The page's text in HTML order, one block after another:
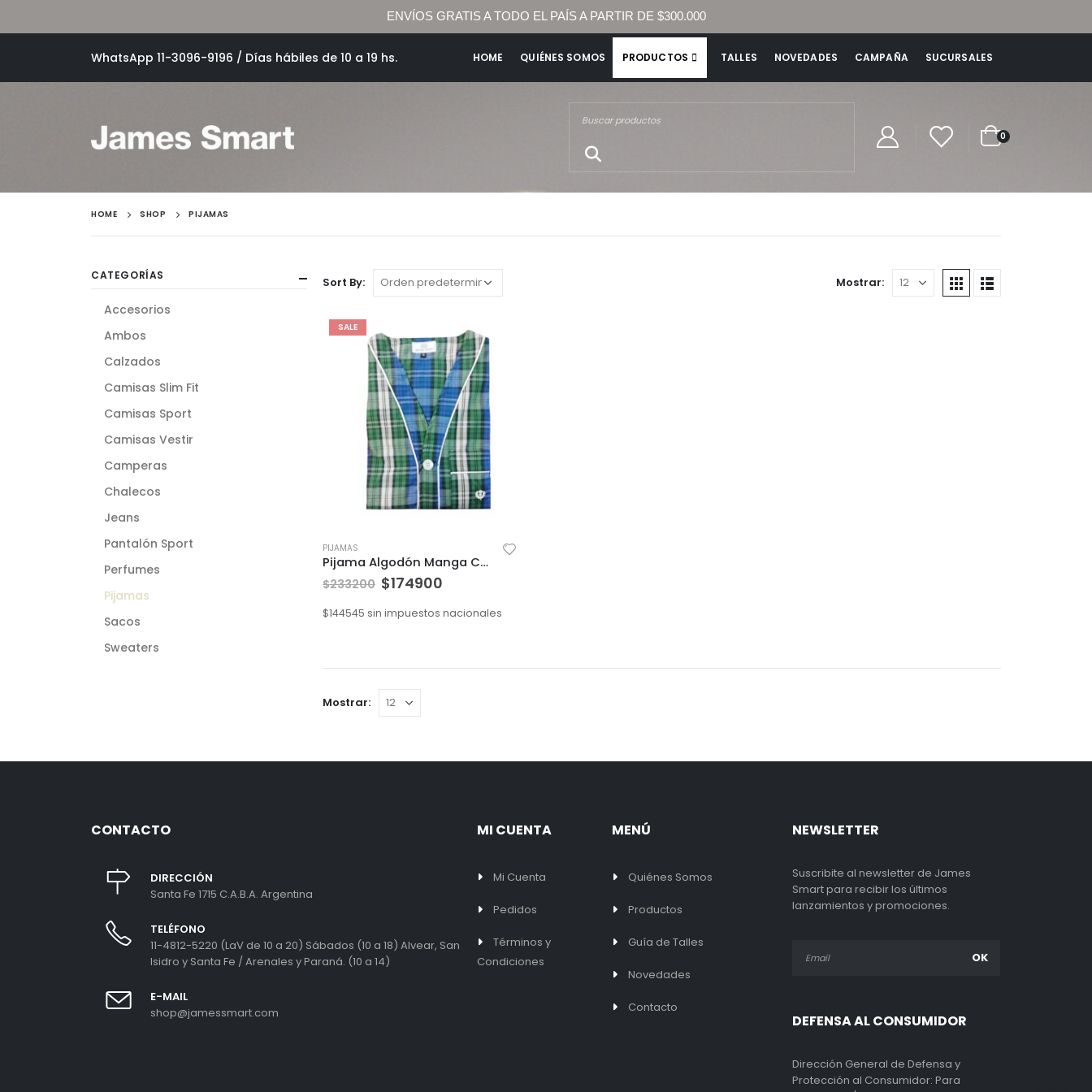
ENVÍOS GRATIS A TODO EL PAÍS A PARTIR DE $300.000
WhatsApp 11-3096-9196 / Días hábiles de 10 a 19 hs. HOME QUIÉNES SOMOS PRODUCTOS TALLES NOVEDADES CAMPAÑA SUCURSALES
0
HOME SHOP PIJAMAS
Sort By: Mostrar:
SALE
PIJAMAS
Pijama Algodón Manga Corta
$233200 $174900
$144545 sin impuestos nacionales
Mostrar:
CATEGORÍAS
Accesorios
Ambos
Calzados
Camisas Slim Fit
Camisas Sport
Camisas Vestir
Camperas
Chalecos
Jeans
Pantalón Sport
Perfumes
Pijamas
Sacos
Sweaters
CONTACTO
DIRECCIÓN
Santa Fe 1715 C.A.B.A. Argentina
TELÉFONO
11-4812-5220 (LaV de 10 a 20) Sábados (10 a 18) Alvear, San
Isidro y Santa Fe / Arenales y Paraná. (10 a 14)
E-MAIL
shop@jamessmart.com
MI CUENTA
Mi Cuenta
Pedidos
Términos y
Condiciones
MENÚ
Quiénes Somos
Productos
Guía de Talles
Novedades
Contacto
NEWSLETTER
Suscribite al newsletter de James
Smart para recibir los últimos
lanzamientos y promociones.
DEFENSA AL CONSUMIDOR
Dirección General de Defensa y
Protección al Consumidor: Para